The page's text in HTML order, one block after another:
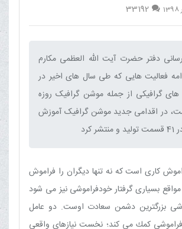
33192
رسانی دفتر حضرت آیت الله العظمی مکارم
فعالیت هایی که طی سال های اخیر در
گرافیکی از جمله موشن گرافیک روزه
در اقدامی جدید موشن گرافیک آموزش
كارى است که نه تنها ديگران را فراموش
بسياری گرفتار خودفراموشى نيز مى شود
بزرگترين دشمن سعادت اوست. دو عامل
كمك مى كند؛ نخست نيازهاى واقعى